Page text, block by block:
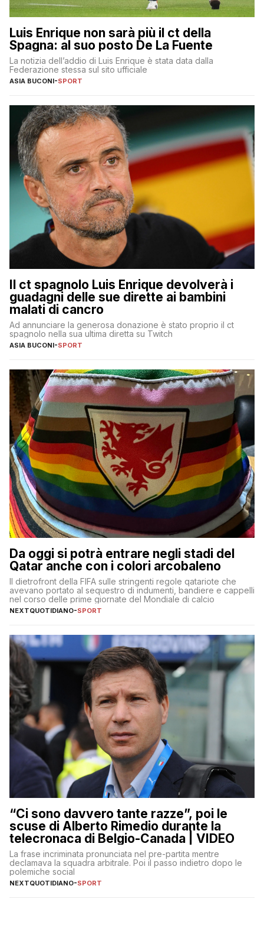
Luis Enrique non sarà più il ct della
Spagna: al suo posto De La Fuente
La notizia dell’addio di Luis Enrique è stata data dalla
Federazione stessa sul sito ufficiale
ASIA BUCONI-SPORT
Il ct spagnolo Luis Enrique devolverà i
guadagni delle sue dirette ai bambini
malati di cancro
Ad annunciare la generosa donazione è stato proprio il ct
spagnolo nella sua ultima diretta su Twitch
ASIA BUCONI-SPORT
Da oggi si potrà entrare negli stadi del
Qatar anche con i colori arcobaleno
Il dietrofront della FIFA sulle stringenti regole qatariote che
avevano portato al sequestro di indumenti, bandiere e cappelli
nel corso delle prime giornate del Mondiale di calcio
NEXTQUOTIDIANO-SPORT
“Ci sono davvero tante razze”, poi le
scuse di Alberto Rimedio durante la
telecronaca di Belgio-Canada | VIDEO
La frase incriminata pronunciata nel pre-partita mentre
declamava la squadra arbitrale. Poi il passo indietro dopo le
polemiche social
NEXTQUOTIDIANO-SPORT